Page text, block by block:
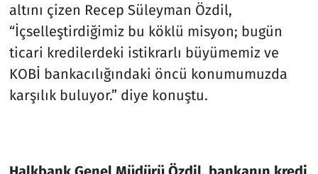
altını çizen Recep Süleyman Özdil,
“İçselleştirdiğimiz bu köklü misyon; bugün
ticari kredilerdeki istikrarlı büyümemiz ve
KOBİ bankacılığındaki öncü konumumuzda
karşılık buluyor.” diye konuştu.